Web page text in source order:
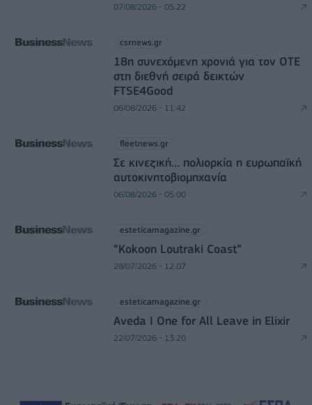
07/08/2026 - 05:22
csrnews.gr
18η συνεχόμενη χρονιά για τον ΟΤΕ
στη διεθνή σειρά δεικτών
FTSE4Good
06/08/2026 - 11:42
fleetnews.gr
Σε κινεζική… πολιορκία η ευρωπαϊκή
αυτοκινητοβιομηχανία
06/08/2026 - 05:00
esteticamagazine.gr
“Kokoon Loutraki Coast”
28/07/2026 - 12:07
esteticamagazine.gr
Aveda I One for All Leave in Elixir
22/07/2026 - 13:20